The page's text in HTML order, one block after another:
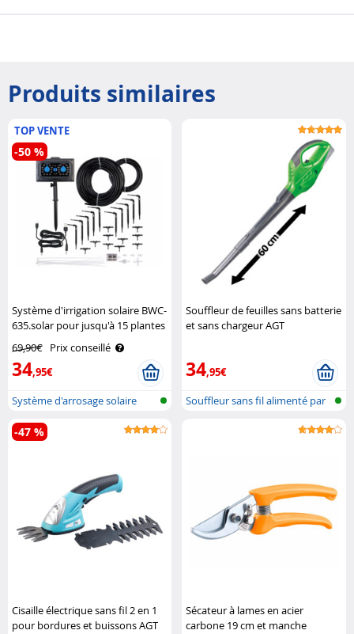
Produits similaires
TOP VENTE
Système d'irrigation solaire BWC-
635.solar pour jusqu'à 15 plantes
69,90€ Prix conseillé
34,95€
-50 %
Système d'arrosage solaire
pour pla..
Souffleur de feuilles sans batterie
et sans chargeur AGT
34,95€
Souffleur sans fil alimenté par
Cisaille électrique sans fil 2 en 1
pour bordures et buissons AGT
-47 %
Sécateur à lames en acier
carbone 19 cm et manche